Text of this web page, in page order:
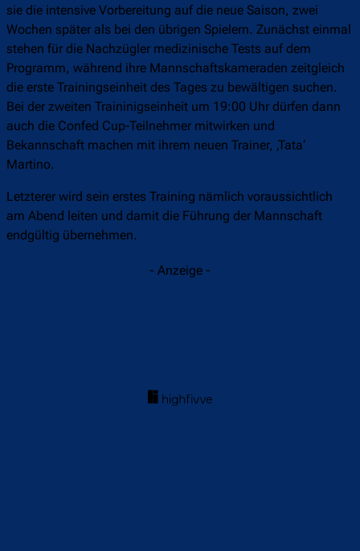
sie die intensive Vorbereitung auf die neue Saison, zwei
Wochen später als bei den übrigen Spielern. Zunächst einmal
stehen für die Nachzügler medizinische Tests auf dem
Programm, während ihre Mannschaftskameraden zeitgleich
die erste Trainingseinheit des Tages zu bewältigen suchen.
Bei der zweiten Traininigseinheit um 19:00 Uhr dürfen dann
auch die Confed Cup-Teilnehmer mitwirken und
Bekannschaft machen mit ihrem neuen Trainer, ‚Tata‘
Martino.
Letzterer wird sein erstes Training nämlich voraussichtlich
am Abend leiten und damit die Führung der Mannschaft
endgültig übernehmen.
- Anzeige -